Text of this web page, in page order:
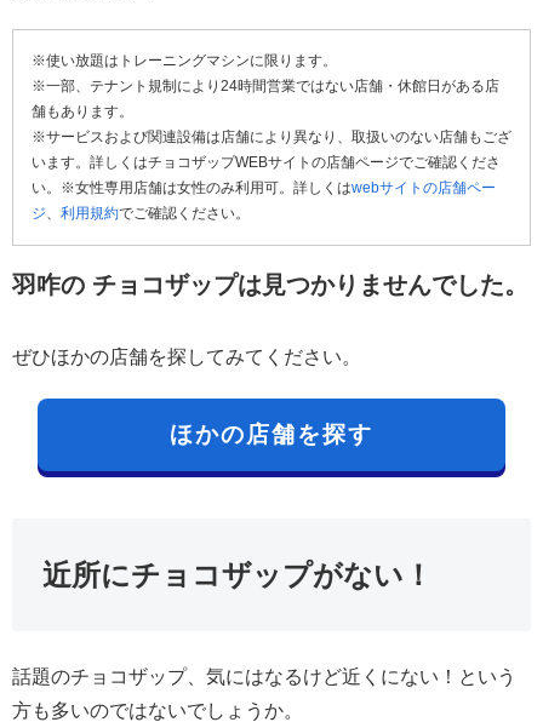
※使い放題はトレーニングマシンに限ります。
※一部、テナント規制により24時間営業ではない店舗・休館日がある店
舗もあります。
※サービスおよび関連設備は店舗により異なり、取扱いのない店舗もござ
います。詳しくはチョコザップWEBサイトの店舗ページでご確認くださ
い。※女性専用店舗は女性のみ利用可。詳しくはwebサイトの店舗ペー
ジ、 利用規約でご確認ください。
羽咋の チョコザップは見つかりませんでした。
ぜひほかの店舗を探してみてください。
ほかの店舗を探す
近所にチョコザップがない！
話題のチョコザップ、気にはなるけど近くにない！という
方も多いのではないでしょうか。